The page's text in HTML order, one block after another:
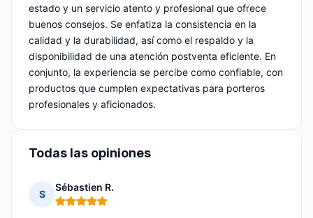
estado y un servicio atento y profesional que ofrece
buenos consejos. Se enfatiza la consistencia en la
calidad y la durabilidad, así como el respaldo y la
disponibilidad de una atención postventa eficiente. En
conjunto, la experiencia se percibe como confiable, con
productos que cumplen expectativas para porteros
profesionales y aficionados.
Todas las opiniones
S
Sébastien R.
Nota: 5 de 5